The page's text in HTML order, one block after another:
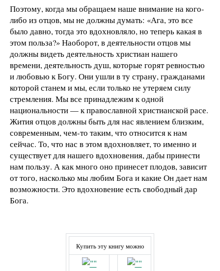
Поэтому, когда мы обращаем наше внимание на кого-
либо из отцов, мы не должны думать: «Ага, это все
было давно, тогда это вдохновляло, но теперь какая в
этом польза?» Наоборот, в деятельности отцов мы
должны видеть деятельность христиан нашего
времени, деятельность душ, которые горят ревностью
и любовью к Богу. Они ушли в ту страну, гражданами
которой станем и мы, если только не утеряем силу
стремления. Мы все принадлежим к одной
национальности — к православной христианской расе.
Жития отцов должны быть для нас явлением близким,
современным, чем-то таким, что относится к нам
сейчас. То, что нас в этом вдохновляет, то именно и
существует для нашего вдохновения, дабы принести
нам пользу. А как много оно принесет плодов, зависит
от того, насколько мы любим Бога и какие Он дает нам
возможности. Это вдохновение есть свободный дар
Бога.
Купить эту книгу можно